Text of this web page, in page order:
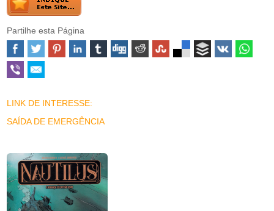
Partilhe esta Página
LINK DE INTERESSE:
SAÍDA DE EMERGÊNCIA